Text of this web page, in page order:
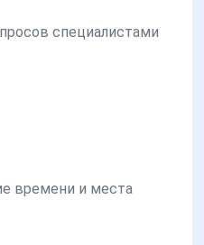
специалистами
времени и места